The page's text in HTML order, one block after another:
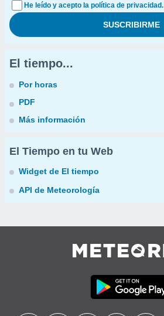
He leído y acepto la política de privacidad.
El tiempo...
Por horas
PDF
Más información
El Tiempo en tu Web
Widget de El tiempo
API de Meteorología